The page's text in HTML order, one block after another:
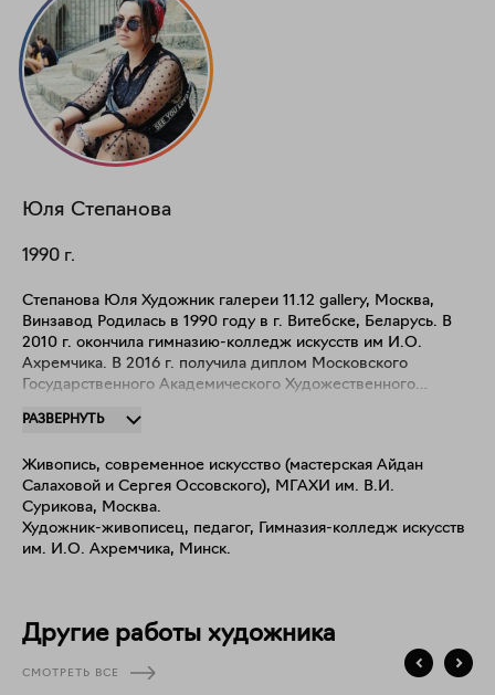
Юля Степанова
1990 г.
Степанова Юля Художник галереи 11.12 gallery, Москва,
Винзавод Родилась в 1990 году в г. Витебске, Беларусь. В
2010 г. окончила гимназию-колледж искусств им И.О.
Ахремчика. В 2016 г. получила диплом Московского
Государственного Академического Художественного
Салаховой А.Т. И Оссовского С.П.) С 2013 по 2016 являлась
членом ТСХР Юля работает в жанре живописи, графики,
коллажа, пространственных инсталляций и объектов и
видеоарта. В основе творчества лежит исследование
человека-индивида как части пространства и общества,
части глобализованной и нравственной системы. Художник
ощущений, восприятие собственного «Я» в окружающей
очередь, педагог — Айдан Салахова. Также художник
РАЗВЕРНУТЬ
Живопись, современное искусство (мастерская Айдан
Салаховой и Сергея Оссовского), МГАХИ им. В.И.
Сурикова, Москва.
Художник-живописец, педагог, Гимназия-колледж искусств
им. И.О. Ахремчика, Минск.
Другие работы художника
СМОТРЕТЬ ВСЕ